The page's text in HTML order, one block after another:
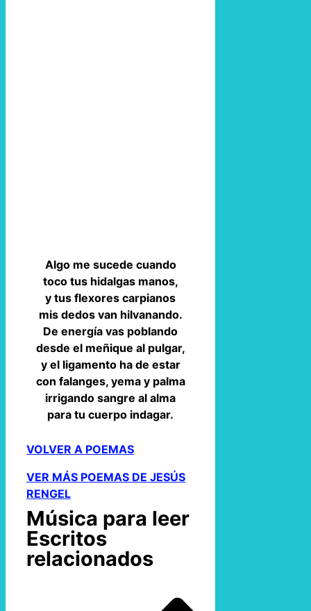
Algo me sucede cuando
toco tus hidalgas manos,
y tus flexores carpianos
mis dedos van hilvanando.
De energía vas poblando
desde el meñique al pulgar,
y el ligamento ha de estar
con falanges, yema y palma
irrigando sangre al alma
para tu cuerpo indagar.
VOLVER A POEMAS
VER MÁS POEMAS DE JESÚS
RENGEL
Música para leer
Escritos
relacionados